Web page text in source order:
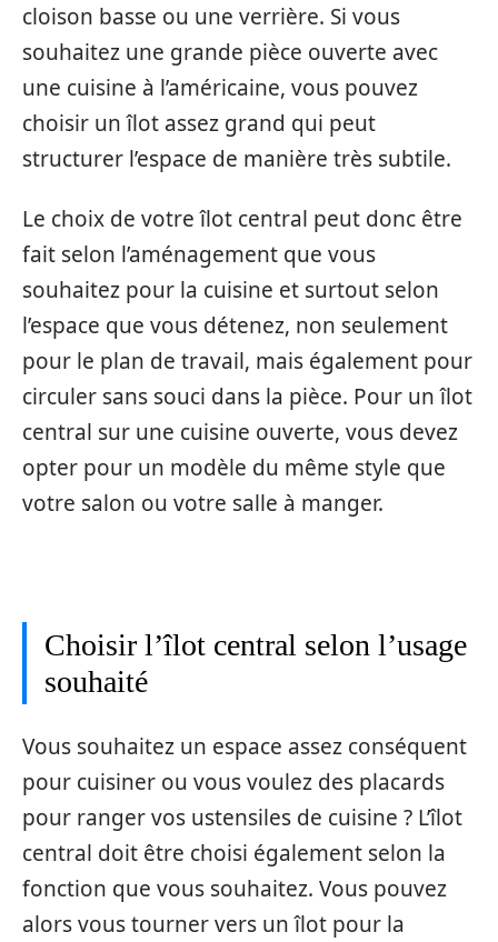
cloison basse ou une verrière. Si vous
souhaitez une grande pièce ouverte avec
une cuisine à l’américaine, vous pouvez
choisir un îlot assez grand qui peut
structurer l’espace de manière très subtile.
Le choix de votre îlot central peut donc être
fait selon l’aménagement que vous
souhaitez pour la cuisine et surtout selon
l’espace que vous détenez, non seulement
pour le plan de travail, mais également pour
circuler sans souci dans la pièce. Pour un îlot
central sur une cuisine ouverte, vous devez
opter pour un modèle du même style que
votre salon ou votre salle à manger.
Choisir l’îlot central selon l’usage
souhaité
Vous souhaitez un espace assez conséquent
pour cuisiner ou vous voulez des placards
pour ranger vos ustensiles de cuisine ? L’îlot
central doit être choisi également selon la
fonction que vous souhaitez. Vous pouvez
alors vous tourner vers un îlot pour la